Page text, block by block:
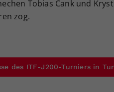
Tobias Cank und
zog.
des ITF-J200-Turniers in